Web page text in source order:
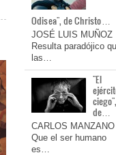
Odisea", de Christo…
JOSÉ LUIS MUÑOZ
Resulta paradójico
las…
"El
de…
CARLOS MANZANO
Que el ser humano
es…